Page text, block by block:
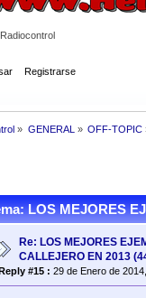
Registrarse
» GENERAL » OFF-TOPIC
LOS MEJORES
Re: LOS MEJORES
CALLEJERO EN 2013
Reply #15 : 29 de Enero de